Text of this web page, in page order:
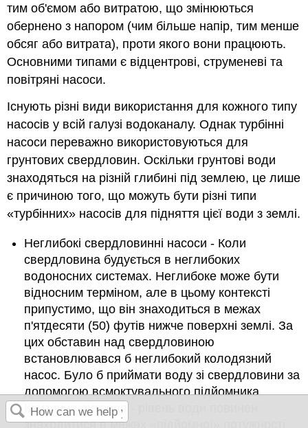
тим об'ємом або витратою, що змінюються
обернено з напором (чим більше напір, тим менше
обсяг або витрата), проти якого вони працюють.
Основними типами є відцентрові, струменеві та
повітряні насоси.
Існують різні види використання для кожного типу
насосів у всій галузі водоканалу. Однак турбінні
насоси переважно використовуються для
грунтових свердловин. Оскільки грунтові води
знаходяться на різній глибині під землею, це лише
є причиною того, що можуть бути різні типи
«турбінних» насосів для підняття цієї води з землі.
Неглибокі свердловинні насоси - Коли
свердловина будується в неглибоких
водоносних системах. Неглибоке може бути
відносним терміном, але в цьому контексті
припустимо, що він знаходиться в межах
п'ятдесяти (50) футів нижче поверхні землі. За
цих обставин над свердловиною
встановлювався б неглибокий колодязний
насос. Було б приймати воду зі свердловини за
допомогою всмоктувального підйомника.
Критичне питання - рівень води повинен
знаходитися в межах «підйомної» потужності